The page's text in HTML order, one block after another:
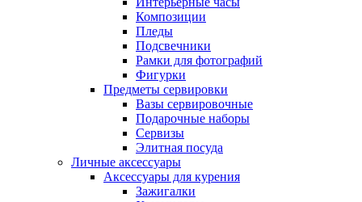
Композиции
Пледы
Подсвечники
Рамки для фотографий
Фигурки
Предметы сервировки
Вазы сервировочные
Подарочные наборы
Сервизы
Элитная посуда
Личные аксессуары
Аксессуары для курения
Зажигалки